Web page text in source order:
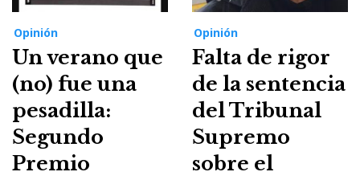
Opinión
Un verano que
(no) fue una
pesadilla:
Segundo
Premio
Opinión
Falta de rigor
de la sentencia
del Tribunal
Supremo
sobre el